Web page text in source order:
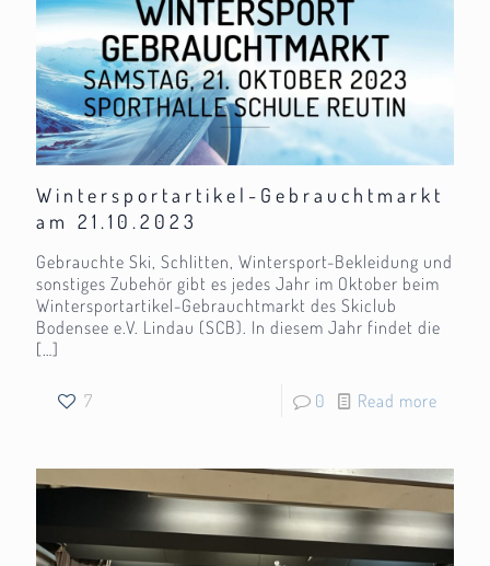
Wintersportartikel-Gebrauchtmarkt
am 21.10.2023
Gebrauchte Ski, Schlitten, Wintersport-Bekleidung und
sonstiges Zubehör gibt es jedes Jahr im Oktober beim
Wintersportartikel-Gebrauchtmarkt des Skiclub
Bodensee e.V. Lindau (SCB). In diesem Jahr findet die
[…]
7 0 Read more